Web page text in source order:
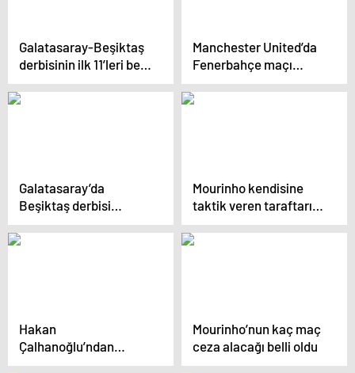
Galatasaray-Beşiktaş
derbisinin ilk 11’leri belli
oldu
Manchester United’da
Fenerbahçe maçı
sonrası beklenmedik
ayrılık
Galatasaray’da
Beşiktaş derbisi
öncesinde büyük bir
sorun patlak verdi
Mourinho kendisine
taktik veren taraftarı
yerin dibine soktu
Hakan
Çalhanoğlu’ndan
Inter’e kötü haber
Mourinho’nun kaç maç
ceza alacağı belli oldu